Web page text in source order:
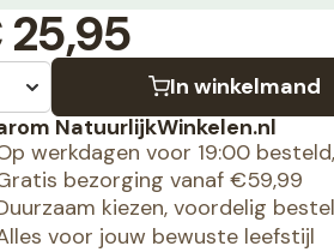
25,95
In winkelmand
NatuurlijkWinkelen.nl
werkdagen voor 19:00
bezorging vanaf €59,99
kiezen, voordelig
voor jouw bewuste leefstijl